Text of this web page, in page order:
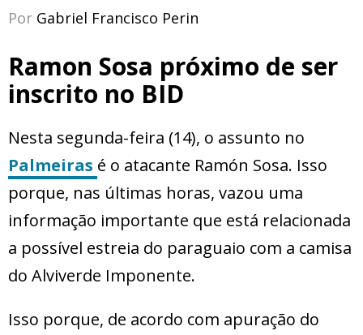
Por Gabriel Francisco Perin
Ramon Sosa próximo de ser
inscrito no BID
Nesta segunda-feira (14), o assunto no
Palmeiras é o atacante Ramón Sosa. Isso
porque, nas últimas horas, vazou uma
informação importante que está relacionada
a possível estreia do paraguaio com a camisa
do Alviverde Imponente.
Isso porque, de acordo com apuração do